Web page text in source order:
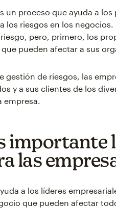
un proceso que ayuda a
los riesgos en los
pero, primero, los
pueden afectar a sus
gestión de riesgos, las
y a sus clientes de los
empresa.
importante
las
a los líderes
que pueden afectar